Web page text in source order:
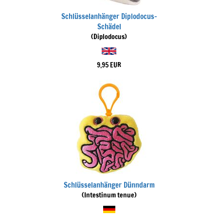
Schlüsselanhänger Diplodocus-
Schädel
(Diplodocus)
9,95 EUR
Schlüsselanhänger Dünndarm
(Intestinum tenue)